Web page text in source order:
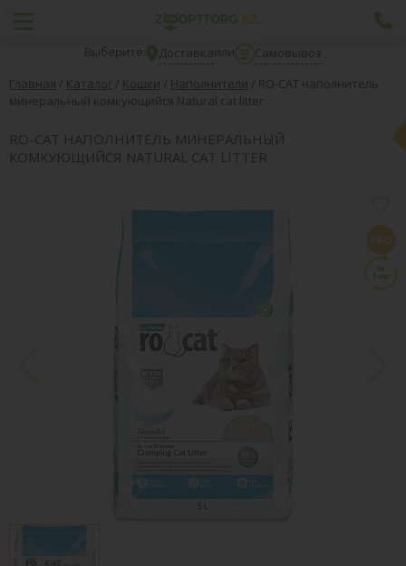
Выберите: Доставкаили
Самовывоз
Главная / Каталог / Кошки / Наполнители / RO-CAT наполнитель
минеральный комкующийся Natural cat litter
RO-CAT НАПОЛНИТЕЛЬ МИНЕРАЛЬНЫЙ
КОМКУЮЩИЙСЯ NATURAL CAT LITTER